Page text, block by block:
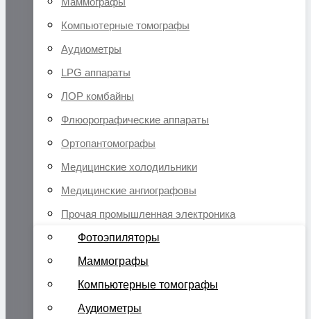
Компьютерные томографы
Аудиометры
LPG аппараты
ЛОР комбайны
Флюорографические аппараты
Ортопантомографы
Медицинские холодильники
Медицинские ангиографовы
Прочая промышленная электроника
Фотоэпиляторы
Маммографы
Компьютерные томографы
Аудиометры